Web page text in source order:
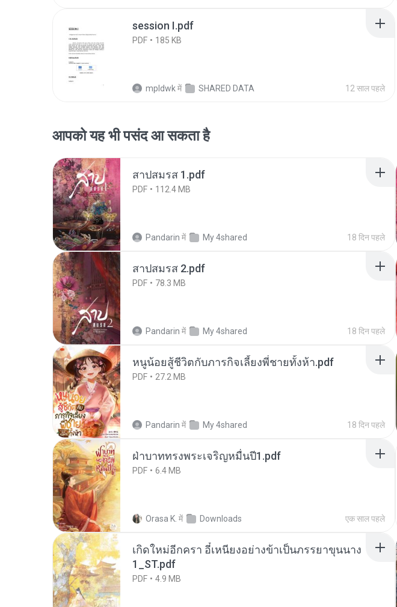
session I.pdf
PDF 185 KB
mpldwkमें SHARED DATA 12 साल पहले
आपको यह भी पसंद आ सकता है
สาปสมรส 1.pdf
PDF 112.4 MB
Pandarin में My 4shared 18 दिन पहले
สาปสมรส 2.pdf
PDF 78.3 MB
Pandarin में My 4shared 18 दिन पहले
หนูน้อยสู้ชีวิตกับภารกิจเลี้ยงพี่ชายทั้งห้า.pdf
PDF 27.2 MB
Pandarin में My 4shared 18 दिन पहले
ฝ่าบาททรงพระเจริญหมื่นปี1.pdf
PDF 6.4 MB
Orasa K. में Downloads एक साल पहले
เกิดใหม่อีกครา อี๋เหนียงอย่างข้าเป็นภรรยาขุนนาง
1_ST.pdf
PDF 4.9 MB